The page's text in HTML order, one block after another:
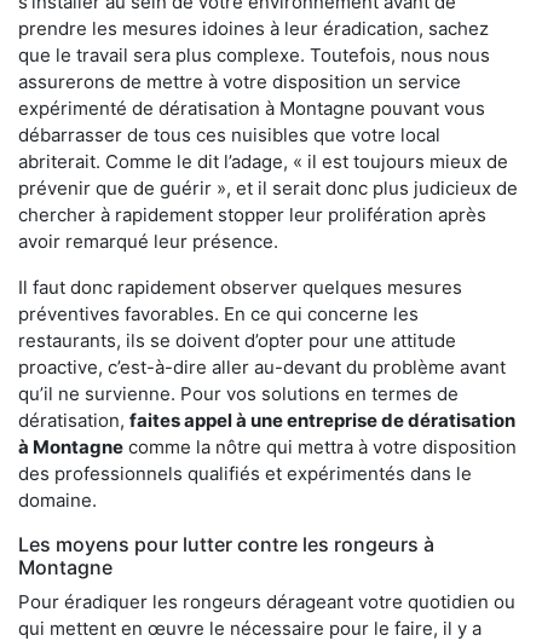
prendre les mesures idoines à leur éradication, sachez
que le travail sera plus complexe. Toutefois, nous nous
assurerons de mettre à votre disposition un service
expérimenté de dératisation à Montagne pouvant vous
débarrasser de tous ces nuisibles que votre local
abriterait. Comme le dit l’adage, « il est toujours mieux de
prévenir que de guérir », et il serait donc plus judicieux de
chercher à rapidement stopper leur prolifération après
avoir remarqué leur présence.
Il faut donc rapidement observer quelques mesures
préventives favorables. En ce qui concerne les
restaurants, ils se doivent d’opter pour une attitude
proactive, c’est-à-dire aller au-devant du problème avant
qu’il ne survienne. Pour vos solutions en termes de
dératisation, faites appel à une entreprise de dératisation
à Montagne comme la nôtre qui mettra à votre disposition
des professionnels qualifiés et expérimentés dans le
domaine.
Les moyens pour lutter contre les rongeurs à
Montagne
Pour éradiquer les rongeurs dérageant votre quotidien ou
qui mettent en œuvre le nécessaire pour le faire, il y a